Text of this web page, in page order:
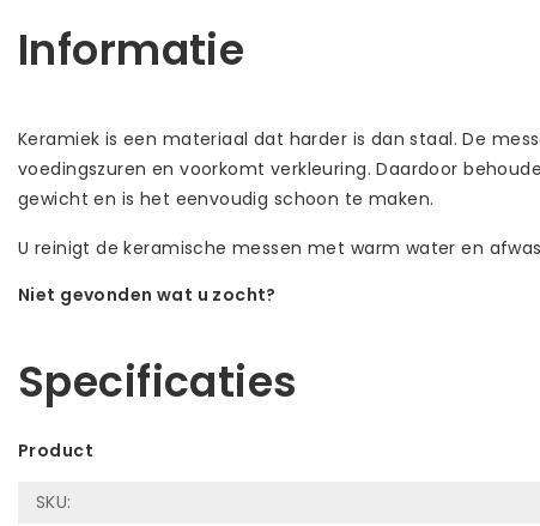
Informatie
Keramiek is een materiaal dat harder is dan staal. De
voedingszuren en voorkomt verkleuring. Daardoor
gewicht en is het eenvoudig schoon te maken.
U reinigt de keramische messen met warm water en
Niet gevonden wat u zocht?
Specificaties
Product
SKU: